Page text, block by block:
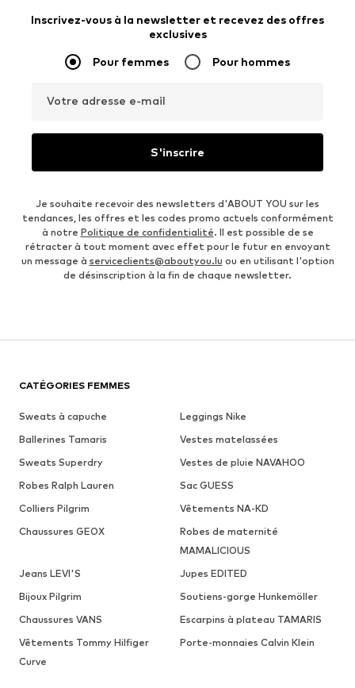
Inscrivez-vous à la newsletter et recevez des offres
exclusives
Pour femmes Pour hommes
Votre adresse e-mail
S'inscrire
Je souhaite recevoir des newsletters d'ABOUT YOU sur les
tendances, les offres et les codes promo actuels conformément
à notre Politique de confidentialité. Il est possible de se
rétracter à tout moment avec effet pour le futur en envoyant
un message à serviceclients@aboutyou.lu ou en utilisant l'option
de désinscription à la fin de chaque newsletter.
CATÉGORIES FEMMES
Sweats à capuche
Leggings Nike
Ballerines Tamaris
Vestes matelassées
Sweats Superdry
Vestes de pluie NAVAHOO
Robes Ralph Lauren
Sac GUESS
Colliers Pilgrim
Vêtements NA-KD
Chaussures GEOX
Robes de maternité
MAMALICIOUS
Jeans LEVI'S
Jupes EDITED
Bijoux Pilgrim
Soutiens-gorge Hunkemöller
Chaussures VANS
Escarpins à plateau TAMARIS
Vêtements Tommy Hilfiger
Curve
Porte-monnaies Calvin Klein